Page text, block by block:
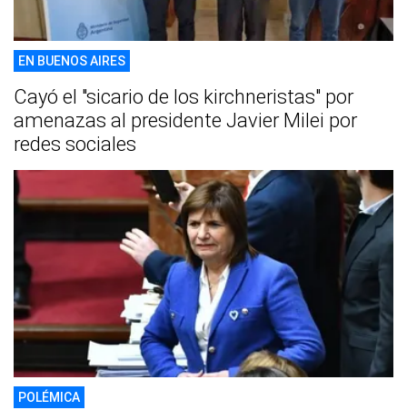
EN BUENOS AIRES
Cayó el "sicario de los kirchneristas" por
amenazas al presidente Javier Milei por
redes sociales
POLÉMICA